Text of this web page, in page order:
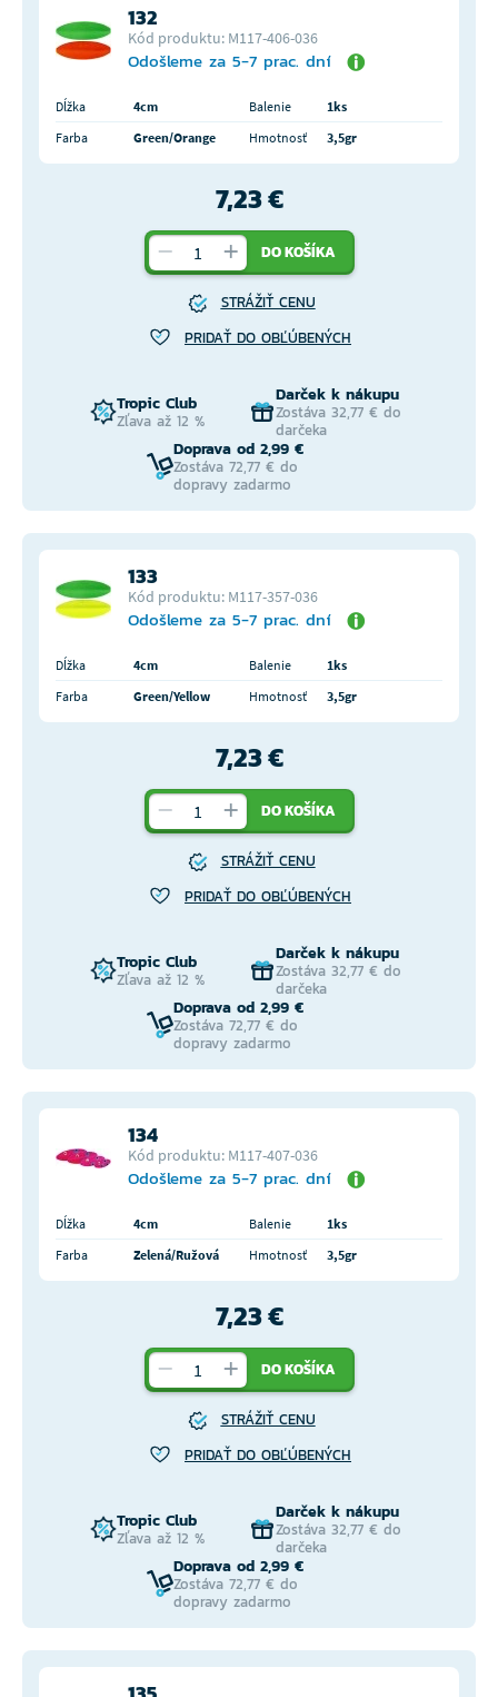
132
Kód produktu: M117-406-036
Odošleme za 5-7 prac. dní
Dĺžka 4cm Balenie
1ks
Farba
Green/Orange Hmotnosť 3,5gr
7,23 €
DO KOŠÍKA
STRÁŽIŤ CENU
PRIDAŤ DO OBĽÚBENÝCH
Tropic Club
Zľava až 12 %
Darček k nákupu
Zostáva 32,77 € do
darčeka
Doprava od 2,99 €
Zostáva 72,77 € do
dopravy zadarmo
133
Kód produktu: M117-357-036
Odošleme za 5-7 prac. dní
Dĺžka 4cm Balenie
1ks
Farba
Green/Yellow Hmotnosť 3,5gr
7,23 €
DO KOŠÍKA
STRÁŽIŤ CENU
PRIDAŤ DO OBĽÚBENÝCH
Tropic Club
Zľava až 12 %
Darček k nákupu
Zostáva 32,77 € do
darčeka
Doprava od 2,99 €
Zostáva 72,77 € do
dopravy zadarmo
134
Kód produktu: M117-407-036
Odošleme za 5-7 prac. dní
Dĺžka 4cm Balenie
1ks
Farba
Zelená/Ružová Hmotnosť 3,5gr
7,23 €
DO KOŠÍKA
STRÁŽIŤ CENU
PRIDAŤ DO OBĽÚBENÝCH
Tropic Club
Zľava až 12 %
Darček k nákupu
Zostáva 32,77 € do
darčeka
Doprava od 2,99 €
Zostáva 72,77 € do
dopravy zadarmo